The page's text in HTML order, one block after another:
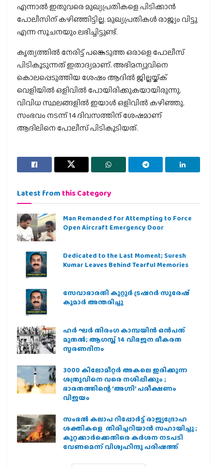
എന്നാല്‍ ഇതുവരെ മുഖ്യപ്രതികളെ പിടിക്കാന്‍
പോലീസിന് കഴിഞ്ഞിട്ടില്ല. മുഖ്യപ്രതികള്‍ രാജ്യം വിട്ടു
എന്ന സൂചനയും ലഭിച്ചിട്ടുണ്ട്.
കൃത്യത്തില്‍ നേരിട്ട് പങ്കെടുത്ത ഒരാളെ പോലീസ്
പിടികൂടുന്നത് ഇതാദ്യമാണ്. അഭിമന്യുവിനെ
കൊലപ്പെടുത്തിയ ശേഷം ആദില്‍ ജില്ലയ്ക്ക്
വെളിയില്‍ ഒളിവില്‍ പോയിരിക്കുകയായിരുന്നു.
വിവിധ സ്ഥലങ്ങളില്‍ ഇയാള്‍ ഒളിവില്‍ കഴിഞ്ഞു.
സംഭവം നടന്ന് 14 ദിവസത്തിന് ശേഷമാണ്
ആദിലിനെ പോലീസ് പിടികൂടിയത്.
Latest from this Category
Man Remanded for Attempting to Force
Open Aircraft Emergency Door
Dedicated to the Last Moment; Suresh
Kumar Leaves Behind Tearful Memories
സേവാഭാരതി കുറ്റൂർ ട്രഷറർ സുരേഷ്
കുമാർ അന്തരിച്ചു
ഹര്‍ ഘര്‍ തിരംഗ കാമ്പയിന്‍ ഒന്‍പത്
മുതല്‍; ആഗസ്ത് 14 വിഭജന ഭീകരത
സ്മരണദിനം
3000 കിലോമീറ്റർ അകലെ ഇരിക്കുന്ന
ശത്രുവിനെ വരെ നശിപ്പിക്കും ;
ഭാരതത്തിന്റെ ‘അഗ്നി’ പരീക്ഷണം
വിജയം
സംഭൽ കലാപ റിപ്പോർട്ട് രാജ്യദ്രോഹ
ശക്തികളെ തിരിച്ചറിയാൻ സഹായിച്ചു ;
കുറ്റക്കാർക്കെതിരെ കർശന നടപടി
വേണമെന്ന് വിശ്വഹിന്ദു പരിഷത്ത്